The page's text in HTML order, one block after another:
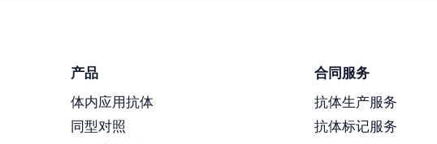
产品
体内应用抗体
同型对照
合同服务
抗体生产服务
抗体标记服务